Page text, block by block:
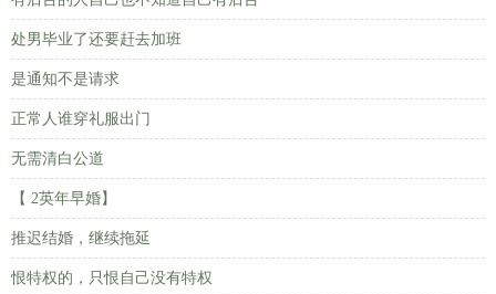
处男毕业了还要赶去加班
是通知不是请求
正常人谁穿礼服出门
无需清白公道
【 2英年早婚】
推迟结婚，继续拖延
恨特权的，只恨自己没有特权